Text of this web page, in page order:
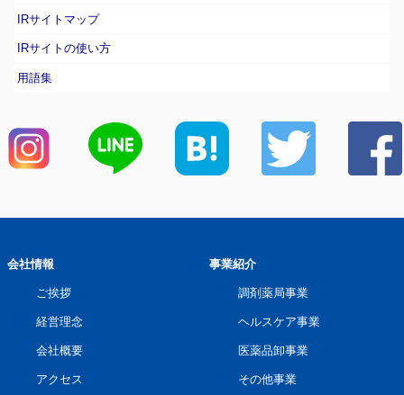
IRサイトマップ
IRサイトの使い方
用語集
会社情報
ご挨拶
経営理念
会社概要
アクセス
事業紹介
調剤薬局事業
ヘルスケア事業
医薬品卸事業
その他事業